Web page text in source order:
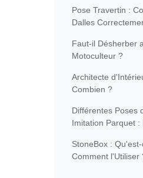
Pose Travertin :
Dalles
Faut-il Désherber
Motoculteur ?
Architecte
Combien ?
Différentes Poses
Imitation Parquet
StoneBox :
Comment l'Utiliser